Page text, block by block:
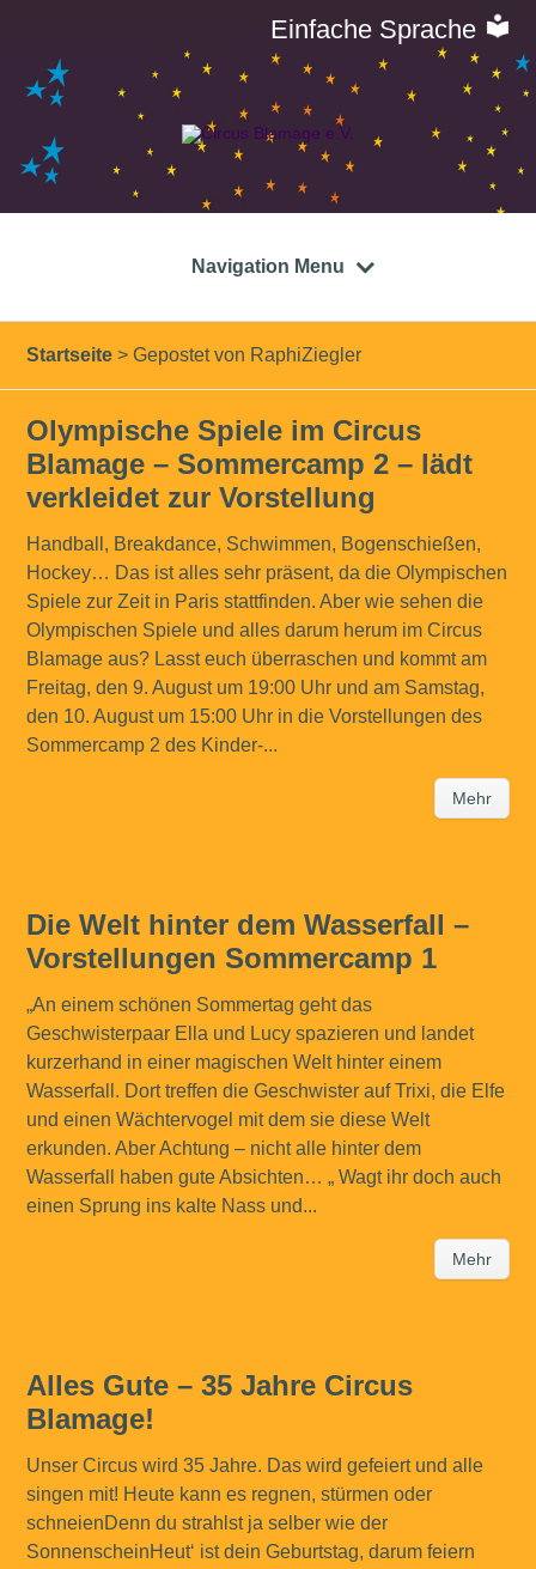
Einfache Sprache
Navigation Menu
Startseite > Gepostet von RaphiZiegler
Olympische Spiele im Circus
Blamage – Sommercamp 2 – lädt
verkleidet zur Vorstellung
Handball, Breakdance, Schwimmen, Bogenschießen,
Hockey… Das ist alles sehr präsent, da die Olympischen
Spiele zur Zeit in Paris stattfinden. Aber wie sehen die
Olympischen Spiele und alles darum herum im Circus
Blamage aus? Lasst euch überraschen und kommt am
Freitag, den 9. August um 19:00 Uhr und am Samstag,
den 10. August um 15:00 Uhr in die Vorstellungen des
Sommercamp 2 des Kinder-...
Mehr
Die Welt hinter dem Wasserfall –
Vorstellungen Sommercamp 1
„An einem schönen Sommertag geht das
Geschwisterpaar Ella und Lucy spazieren und landet
kurzerhand in einer magischen Welt hinter einem
Wasserfall. Dort treffen die Geschwister auf Trixi, die Elfe
und einen Wächtervogel mit dem sie diese Welt
erkunden. Aber Achtung – nicht alle hinter dem
Wasserfall haben gute Absichten… „ Wagt ihr doch auch
einen Sprung ins kalte Nass und...
Mehr
Alles Gute – 35 Jahre Circus
Blamage!
Unser Circus wird 35 Jahre. Das wird gefeiert und alle
singen mit! Heute kann es regnen, stürmen oder
schneienDenn du strahlst ja selber wie der
SonnenscheinHeut‘ ist dein Geburtstag, darum feiern